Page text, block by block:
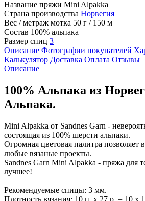
Название пряжи Mini Alpakka
Страна производства Норвегия
Вес / метраж мотка 50 г / 150 м
Состав 100% альпака
Размер спиц 3
Описание Фотографии покупателей
Калькулятор Доставка Оплата Отзывы
Описание
100% Альпака из
Альпака.
Mini Alpakka от Sandnes Garn -
состоящая из 100% шерсти альпаки.
Огромная цветовая палитра позволяет
любые вязаные проекты.
Sandnes Garn Mini Alpakka - пряжа для
лучшее!
Рекомендуемые спицы: 3 мм.
Плотность вязания: 10 п. х 27 р. = 10 х